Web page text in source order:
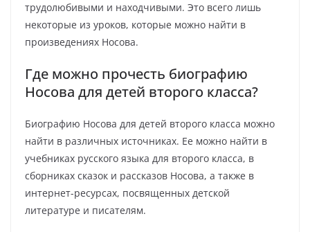
трудолюбивыми и находчивыми. Это всего лишь
некоторые из уроков, которые можно найти в
произведениях Носова.
Где можно прочесть биографию
Носова для детей второго класса?
Биографию Носова для детей второго класса можно
найти в различных источниках. Ее можно найти в
учебниках русского языка для второго класса, в
сборниках сказок и рассказов Носова, а также в
интернет-ресурсах, посвященных детской
литературе и писателям.